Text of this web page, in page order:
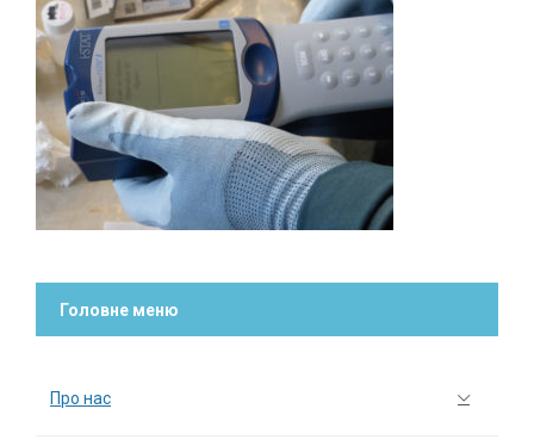
Головне меню
Про нас